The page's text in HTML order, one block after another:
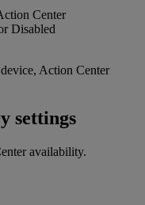
Center
Disabled
Action Center
settings
availability.